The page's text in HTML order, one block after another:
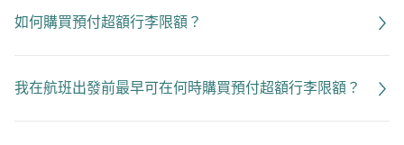
如何購買預付超額行李限額？
我在航班出發前最早可在何時購買預付超額行李限額？